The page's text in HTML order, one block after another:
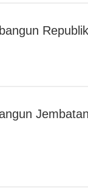
Republik